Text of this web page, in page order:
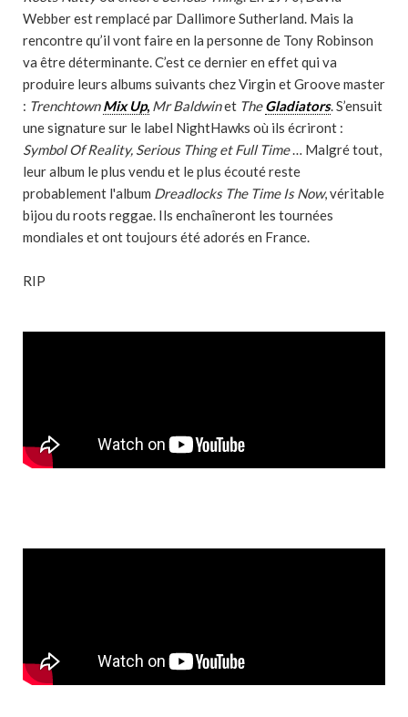
Webber est remplacé par Dallimore Sutherland. Mais la
rencontre qu’il vont faire en la personne de Tony Robinson
va être déterminante. C’est ce dernier en effet qui va
produire leurs albums suivants chez Virgin et Groove master
: TrenchtownMix Up, Mr Baldwinet TheGladiators. S’ensuit
une signature sur le label NightHawks où ils écriront :
Symbol Of Reality, Serious Thing et Full Time… Malgré tout,
leur album le plus vendu et le plus écouté reste
probablement l'album Dreadlocks The Time Is Now, véritable
bijou du roots reggae. Ils enchaîneront les tournées
mondiales et ont toujours été adorés en France.
RIP